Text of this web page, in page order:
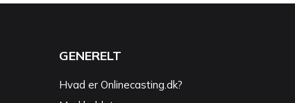
GENERELT
Hvad er Onlinecasting.dk?